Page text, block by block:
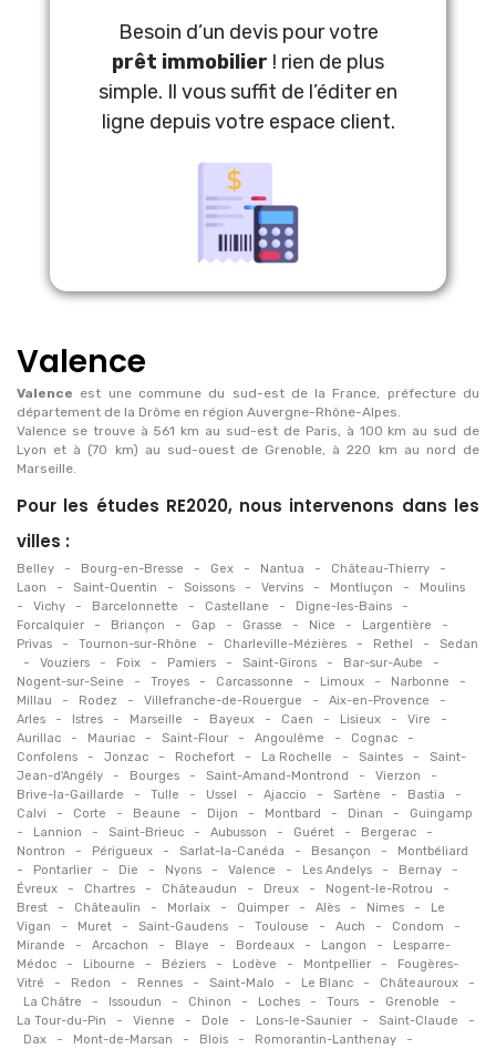
Besoin d’un devis pour votre
prêt immobilier ! rien de plus
simple. Il vous suffit de l’éditer en
ligne depuis votre espace client.
Valence
Valence est une commune du sud-est de la France, préfecture du
département de la Drôme en région Auvergne-Rhône-Alpes.
Valence se trouve à 561 km au sud-est de Paris, à 100 km au sud de
Lyon et à (70 km) au sud-ouest de Grenoble, à 220 km au nord de
Marseille.
Pour les études RE2020, nous intervenons dans les
villes :
Belley - Bourg-en-Bresse - Gex - Nantua - Château-Thierry -
Laon - Saint-Quentin - Soissons - Vervins - Montluçon - Moulins
- Vichy - Barcelonnette - Castellane - Digne-les-Bains -
Forcalquier - Briançon - Gap - Grasse - Nice - Largentière -
Privas - Tournon-sur-Rhône - Charleville-Mézières - Rethel - Sedan
- Vouziers - Foix - Pamiers - Saint-Girons - Bar-sur-Aube -
Nogent-sur-Seine - Troyes - Carcassonne - Limoux - Narbonne -
Millau - Rodez - Villefranche-de-Rouergue - Aix-en-Provence -
Arles - Istres - Marseille - Bayeux - Caen - Lisieux - Vire -
Aurillac - Mauriac - Saint-Flour - Angoulême - Cognac -
Confolens - Jonzac - Rochefort - La Rochelle - Saintes -
Saint-
Jean-d'Angély
- Bourges - Saint-Amand-Montrond - Vierzon -
Brive-la-Gaillarde - Tulle - Ussel - Ajaccio - Sartène - Bastia -
Calvi - Corte - Beaune - Dijon - Montbard - Dinan - Guingamp
- Lannion - Saint-Brieuc - Aubusson - Guéret - Bergerac -
Nontron - Périgueux - Sarlat-la-Canéda - Besançon - Montbéliard
- Pontarlier - Die - Nyons - Valence - Les Andelys - Bernay -
Évreux - Chartres - Châteaudun - Dreux - Nogent-le-Rotrou -
Brest - Châteaulin - Morlaix - Quimper - Alès - Nimes -
Le
Vigan
- Muret - Saint-Gaudens - Toulouse - Auch - Condom -
Mirande - Arcachon - Blaye - Bordeaux - Langon -
Lesparre-
Médoc
- Libourne - Béziers - Lodève - Montpellier -
Fougères-
Vitré
- Redon - Rennes - Saint-Malo - Le Blanc - Châteauroux -
La Châtre - Issoudun - Chinon - Loches - Tours - Grenoble -
La Tour-du-Pin - Vienne - Dole - Lons-le-Saunier - Saint-Claude -
Dax - Mont-de-Marsan - Blois - Romorantin-Lanthenay -